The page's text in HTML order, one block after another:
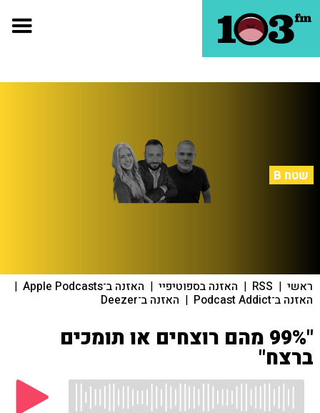
שטח B
ראשי |
RSS
| האזנה בספוטיפיי | האזנה ב־Apple Podcasts |
האזנה ב־Podcast Addict | האזנה ב־Deezer
"99% מהם רוצחים או תומכים
ברצח"